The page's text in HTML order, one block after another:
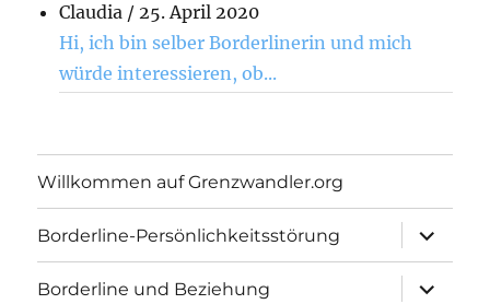
Claudia /25. April 2020
Hi, ich bin selber Borderlinerin und mich
würde interessieren, ob...
Willkommen auf Grenzwandler.org
Borderline-Persönlichkeitsstörung
öffnen
Borderline und Beziehung